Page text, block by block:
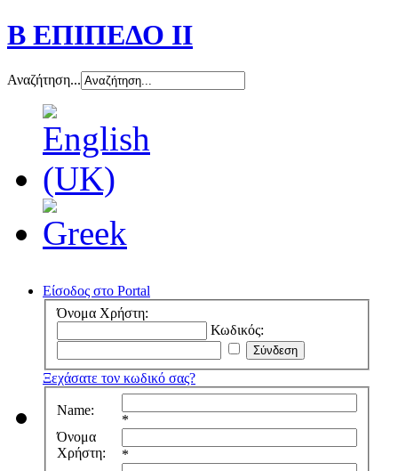
Β ΕΠΙΠΕΔΟ ΙΙ
Αναζήτηση...
Είσοδος στο Portal
Όνομα Χρήστη:
Κωδικός:
Ξεχάσατε τον κωδικό σας?
Name:
*
Όνομα
Χρήστη:
*